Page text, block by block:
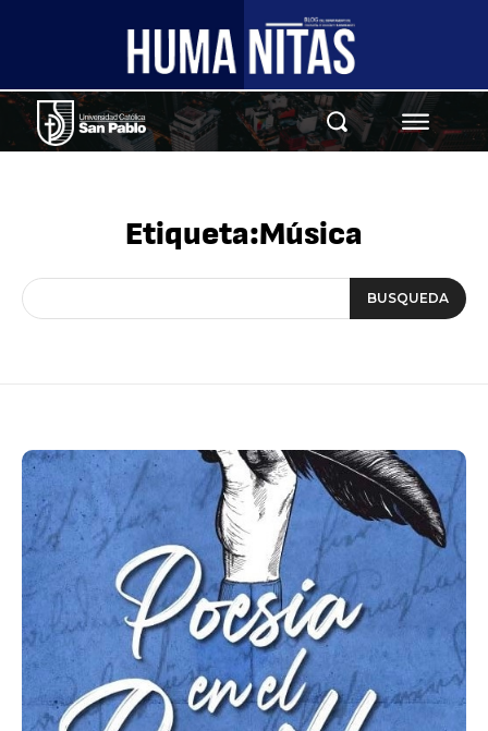
Etiqueta:Música
BUSQUEDA